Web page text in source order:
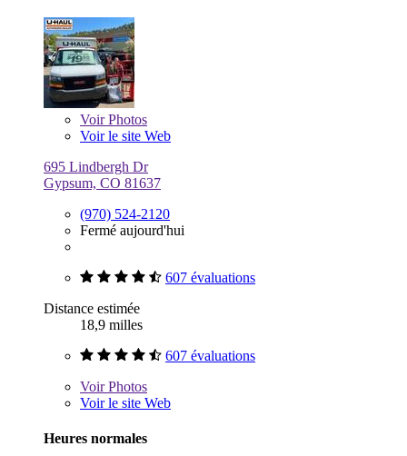
VoirPhotos
Voir le site Web
695 Lindbergh Dr
Gypsum, CO 81637
(970) 524-2120
Fermé aujourd'hui
607 évaluations
Distance estimée
18,9 milles
607 évaluations
VoirPhotos
Voir le site Web
Heures normales